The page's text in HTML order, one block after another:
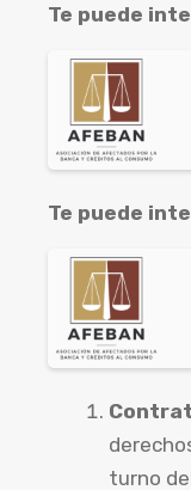
Te puede
Te puede
turno